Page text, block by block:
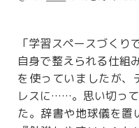
「学習スペースづくり
自身で整えられる仕組
を使っていましたが、
レスに……。思い切っ
た。辞書や地球儀を置